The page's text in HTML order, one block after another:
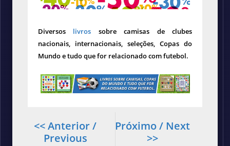
Diversos livros sobre camisas de clubes
nacionais, internacionais, seleções, Copas do
Mundo e tudo que for relacionado com futebol.
Próximo / Next
>>
<< Anterior /
Previous